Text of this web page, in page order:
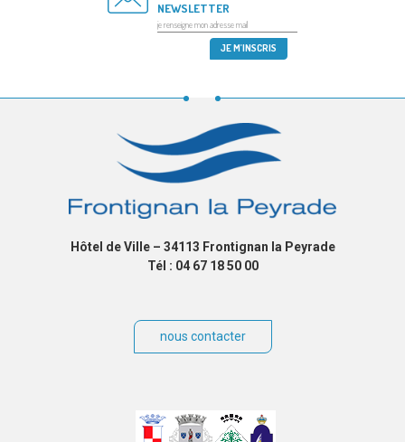
NEWSLETTER
Hôtel de Ville – 34113 Frontignan la Peyrade
Tél : 04 67 18 50 00
nous contacter